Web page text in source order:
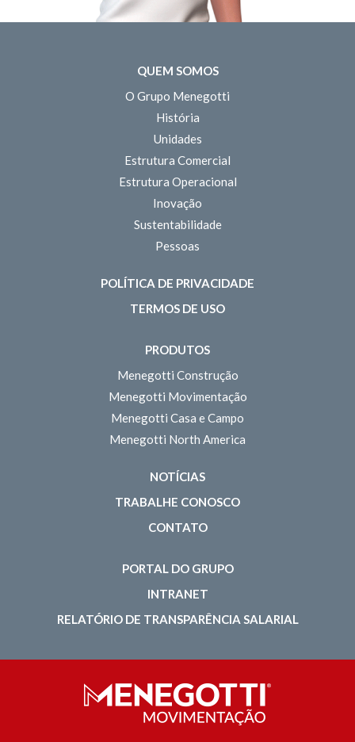
QUEM SOMOS
O Grupo Menegotti
História
Unidades
Estrutura Comercial
Estrutura Operacional
Inovação
Sustentabilidade
Pessoas
POLÍTICA DE PRIVACIDADE
TERMOS DE USO
PRODUTOS
Menegotti Construção
Menegotti Movimentação
Menegotti Casa e Campo
Menegotti North America
NOTÍCIAS
TRABALHE CONOSCO
CONTATO
PORTAL DO GRUPO
INTRANET
RELATÓRIO DE TRANSPARÊNCIA SALARIAL